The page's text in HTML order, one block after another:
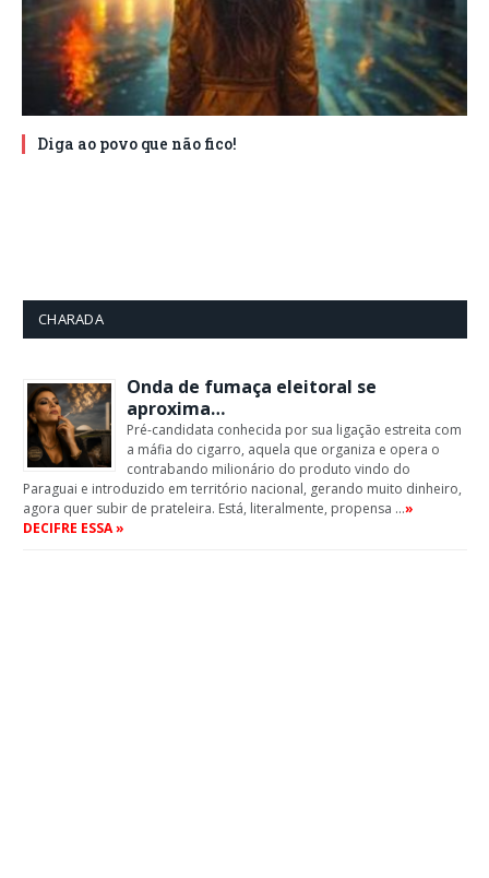
Diga ao povo que não fico!
CHARADA
Onda de fumaça eleitoral se
aproxima…
Pré-candidata conhecida por sua ligação estreita com
a máfia do cigarro, aquela que organiza e opera o
contrabando milionário do produto vindo do
Paraguai e introduzido em território nacional, gerando muito dinheiro,
agora quer subir de prateleira. Está, literalmente, propensa …»
DECIFRE ESSA »